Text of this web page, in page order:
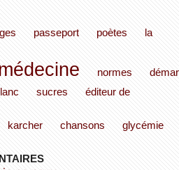
passeport poètes
la
normes
sucres
éditeur de
karcher chansons glycémie